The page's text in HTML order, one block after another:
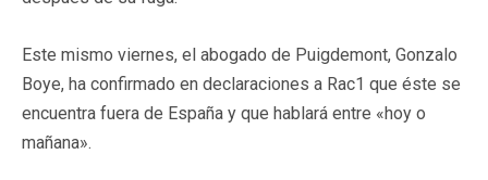
Este mismo viernes, el abogado de Puigdemont, Gonzalo
Boye, ha confirmado en declaraciones a Rac1 que éste se
encuentra fuera de España y que hablará entre «hoy o
mañana».